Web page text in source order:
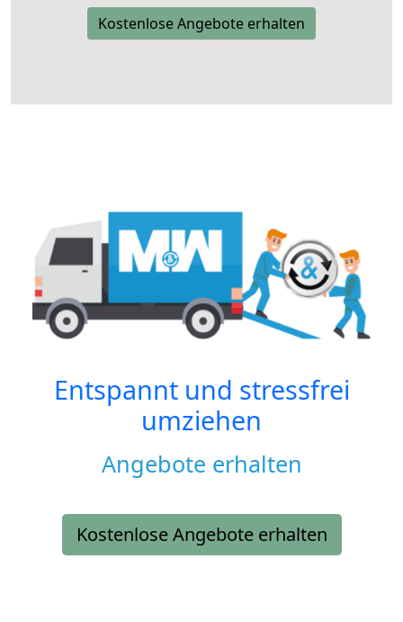
Kostenlose Angebote erhalten
Entspannt und stressfrei
umziehen
Angebote erhalten
Kostenlose Angebote erhalten